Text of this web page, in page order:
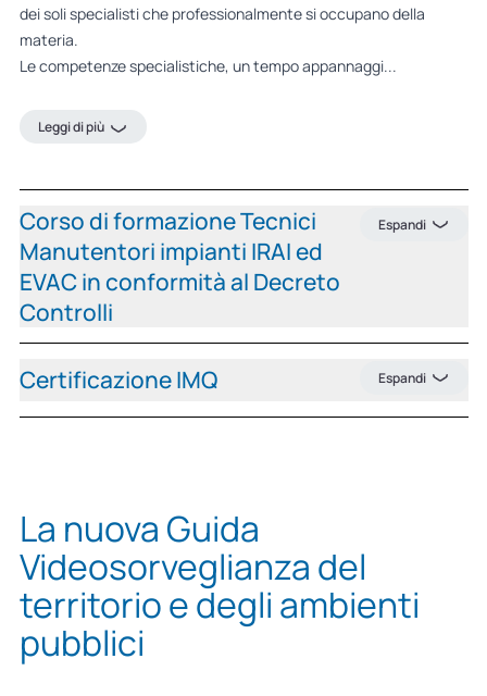
dei soli specialisti che professionalmente si occupano della
materia.
Le competenze specialistiche, un tempo appannaggi...
Leggi di più
Corso di formazione Tecnici
Manutentori impianti IRAI ed
EVAC in conformità al Decreto
Controlli
Espandi
Certificazione IMQ Espandi
La nuova Guida
Videosorveglianza del
territorio e degli ambienti
pubblici